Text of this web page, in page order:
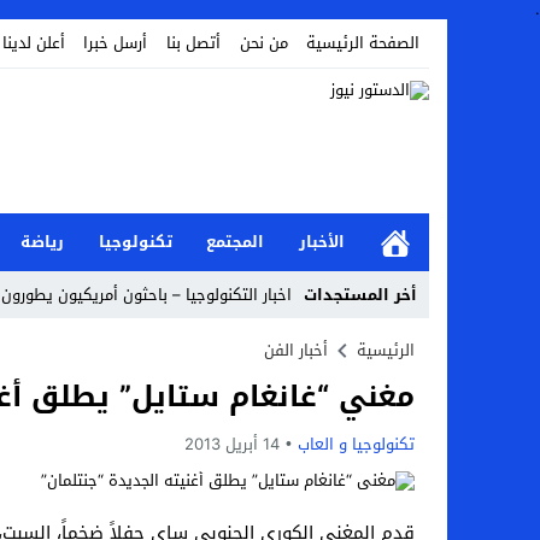
.
الصفحة الرئيسية
من نحن أتصل بنا أرسل خبرا أعلن لدينا
الأخبار المجتمع تكنولوجيا رياضة
أخر المستجدات اخبار التكنولوجيا – باحثون أمريكيون
أخبار الفن – ب الفن – إسعاد يونس: عادل
اراء و اقلام الدستور – بعد ست سنوات من
مال و اعمال – تراجع السندات الخليجية
اخبار العرب – الكويت: وفاة عامل نتيجة
عالم الجريمة – بالصور: إسبانيا تلغي حالة
الرئيسية أخبار الفن
مغني “غانغام ستايل” يطلق
تكنولوجيا و العاب 14 أبريل 2013
قدم المغني الكوري الجنوبي ساي حفلاً ضخماً، السبت،